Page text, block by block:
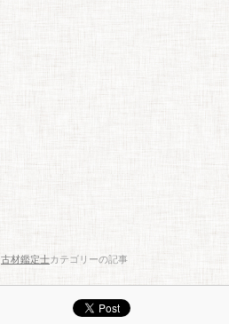
古材鑑定士カテゴリーの記事